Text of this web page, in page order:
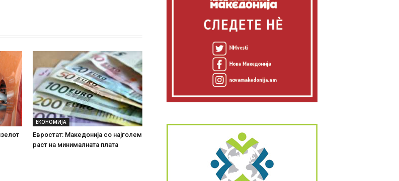
ЕКОНОМИЈА
Евростат: Македонија со најголем
раст на минималната плата